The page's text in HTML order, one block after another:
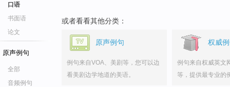
口语
书面语
论文
原声例句
全部
音频例句
或者看看其他分类：
原声例句
例句来自VOA、美剧等，您可以边
看美剧边学地道的美语。
权威
例句来自权威英文
等，提供最专业的